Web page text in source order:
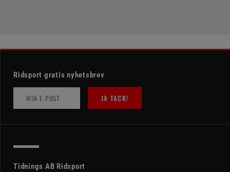
Ridsport gratis nyhetsbrev
JA TACK!
Tidnings AB Ridsport